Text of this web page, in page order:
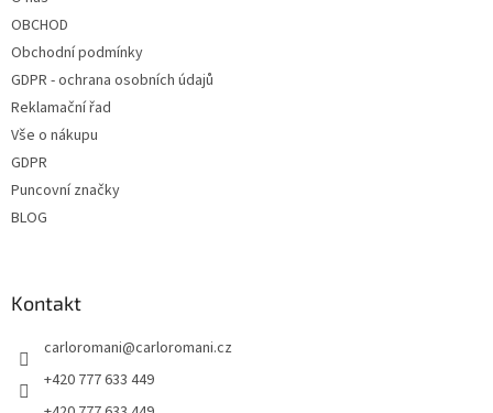
OBCHOD
Obchodní podmínky
GDPR - ochrana osobních údajů
Reklamační řad
Vše o nákupu
GDPR
Puncovní značky
BLOG
Kontakt
carloromani@carloromani.cz
+420 777 633 449